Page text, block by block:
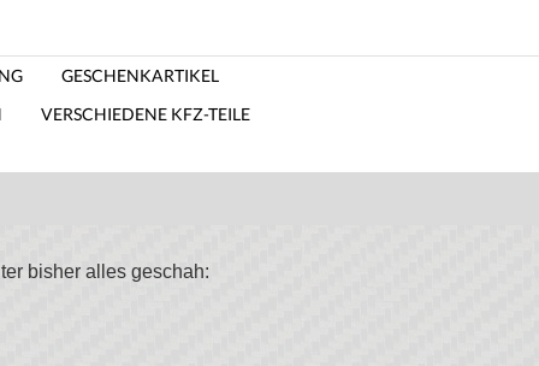
GESCHENKARTIKEL
VERSCHIEDENE KFZ-TEILE
bisher alles geschah: